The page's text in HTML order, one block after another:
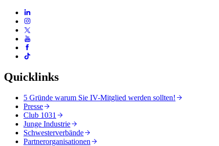
Quicklinks
5 Gründe warum Sie IV-Mitglied werden sollten!
Presse
Club 1031
Junge Industrie
Schwesterverbände
Partnerorganisationen